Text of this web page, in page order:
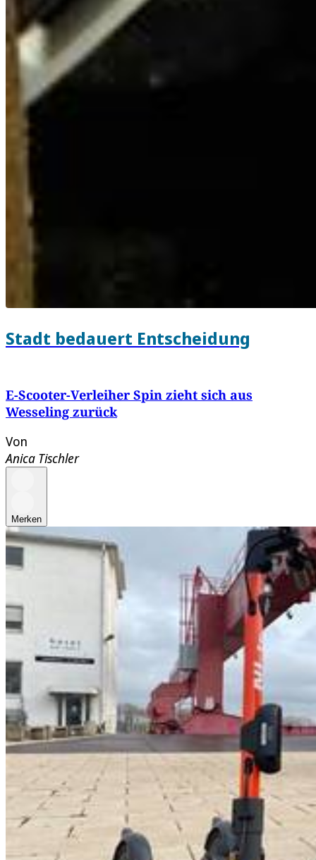
Stadt bedauert Entscheidung
E-Scooter-Verleiher Spin zieht sich aus
Wesseling zurück
Von
Anica Tischler
Merken